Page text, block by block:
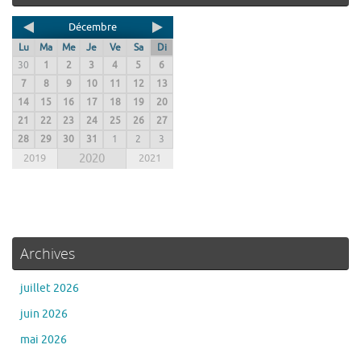
Décembre
Lu Ma Me Je Ve Sa
Di
30
1 2 3 4 5
6
7
8 9 10 11 12
13
14
15 16 17 18 19
20
21
22 23 24 25 26
27
28
29 30 31 1 2 3
2019 2020 2021
Archives
juillet 2026
juin 2026
mai 2026